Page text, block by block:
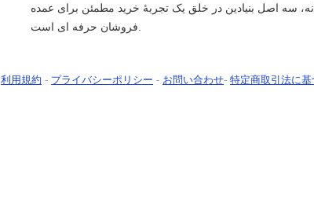
سه اصل بنیادین در خلق یک تجربۀ خرید مطمئن برای عمده
فروشان حرفه ای است.
利用規約 - プライバシーポリシー - お問い合わせ- 特定商取引法に